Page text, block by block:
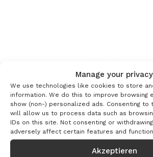
Manage your privacy
We use technologies like cookies to store
information. We do this to improve browsing
show (non-) personalized ads. Consenting to
will allow us to process data such as
IDs on this site. Not consenting or
adversely affect certain features and
Akzeptieren
Wunden